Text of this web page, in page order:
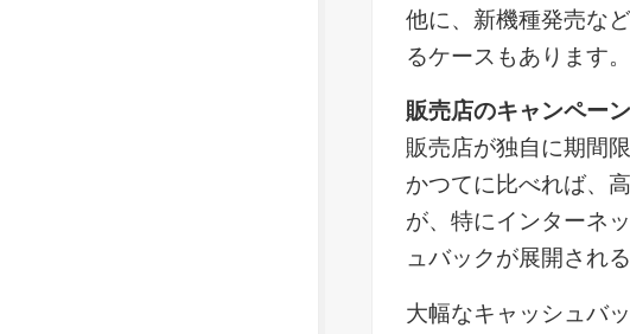
他に、新機種発売な
るケースもあります。
販売店のキャンペー
販売店が独自に期間
かつてに比べれば、
が、特にインターネ
ュバックが展開され
大幅なキャッシュバ